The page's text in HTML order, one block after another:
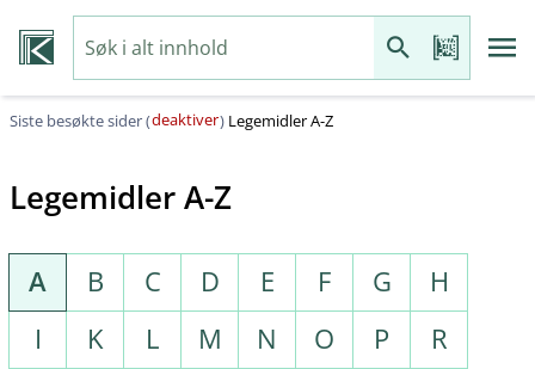
Siste besøkte sider (deaktiver) Legemidler A-Z
Legemidler A-Z
A B C D E F G
H
I
K L M N O P
R